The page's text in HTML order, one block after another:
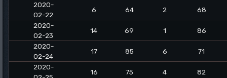
2020-
02-22
6 64 2
68
2020-
02-23
14 69 1
86
2020-
02-24
17 85 6
71
2020-
16 75 4
82